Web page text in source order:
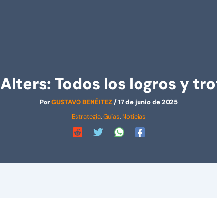
Todos los logros y
PorGUSTAVO BENÉITEZ /17 de junio de 2025
Estrategia,Guías, Noticias